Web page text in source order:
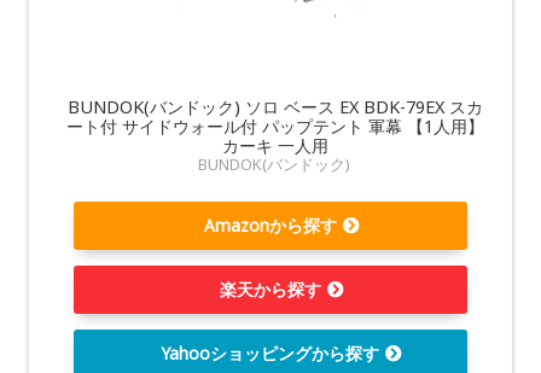
BUNDOK(バンドック) ソロ ベース EX BDK-79EX スカ
ート付 サイドウォール付 パップテント 軍幕 【1人用】
カーキ 一人用
BUNDOK(バンドック)
Amazonから探す
楽天から探す
Yahooショッピングから探す